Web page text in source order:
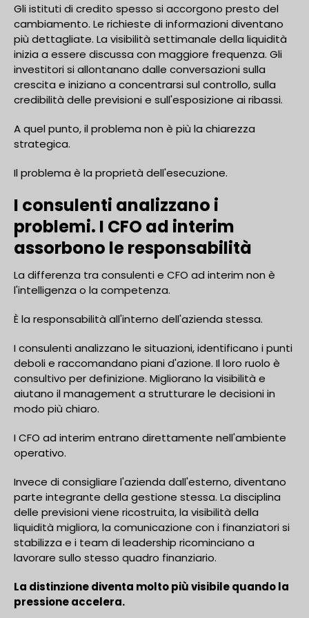
Gli istituti di credito spesso si accorgono presto del
cambiamento. Le richieste di informazioni diventano
più dettagliate. La visibilità settimanale della liquidità
inizia a essere discussa con maggiore frequenza. Gli
investitori si allontanano dalle conversazioni sulla
crescita e iniziano a concentrarsi sul controllo, sulla
credibilità delle previsioni e sull'esposizione ai ribassi.
A quel punto, il problema non è più la chiarezza
strategica.
Il problema è la proprietà dell'esecuzione.
I consulenti analizzano i
problemi. I CFO ad interim
assorbono le responsabilità
La differenza tra consulenti e CFO ad interim non è
l'intelligenza o la competenza.
È la responsabilità all'interno dell'azienda stessa.
I consulenti analizzano le situazioni, identificano i punti
deboli e raccomandano piani d'azione. Il loro ruolo è
consultivo per definizione. Migliorano la visibilità e
aiutano il management a strutturare le decisioni in
modo più chiaro.
I CFO ad interim entrano direttamente nell'ambiente
operativo.
Invece di consigliare l'azienda dall'esterno, diventano
parte integrante della gestione stessa. La disciplina
delle previsioni viene ricostruita, la visibilità della
liquidità migliora, la comunicazione con i finanziatori si
stabilizza e i team di leadership ricominciano a
lavorare sullo stesso quadro finanziario.
La distinzione diventa molto più visibile quando la
pressione accelera.